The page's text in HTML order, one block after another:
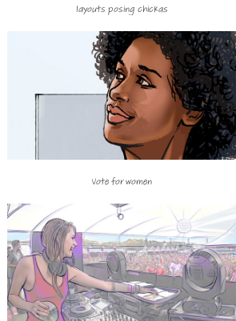
layouts posing chickas
Vote for women